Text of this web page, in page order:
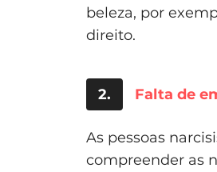
beleza, por
direito.
2. Falta de
As pessoas
compreender as